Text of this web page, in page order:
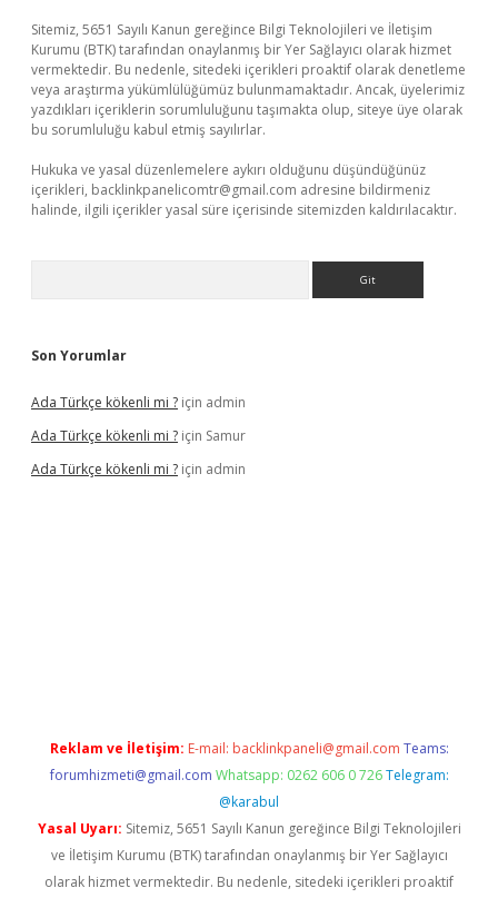
Sitemiz, 5651 Sayılı Kanun gereğince Bilgi Teknolojileri ve İletişim
Kurumu (BTK) tarafından onaylanmış bir Yer Sağlayıcı olarak hizmet
vermektedir. Bu nedenle, sitedeki içerikleri proaktif olarak denetleme
veya araştırma yükümlülüğümüz bulunmamaktadır. Ancak, üyelerimiz
yazdıkları içeriklerin sorumluluğunu taşımakta olup, siteye üye olarak
bu sorumluluğu kabul etmiş sayılırlar.
Hukuka ve yasal düzenlemelere aykırı olduğunu düşündüğünüz
içerikleri, backlinkpanelicomtr@gmail.com adresine bildirmeniz
halinde, ilgili içerikler yasal süre içerisinde sitemizden kaldırılacaktır.
Son Yorumlar
Ada Türkçe kökenli mi ? için admin
Ada Türkçe kökenli mi ? için Samur
Ada Türkçe kökenli mi ? için admin
Reklam ve İletişim: E-mail: backlinkpaneli@gmail.com Teams:
forumhizmeti@gmail.com Whatsapp: 0262 606 0 726 Telegram:
@karabul
Yasal Uyarı: Sitemiz, 5651 Sayılı Kanun gereğince Bilgi Teknolojileri
ve İletişim Kurumu (BTK) tarafından onaylanmış bir Yer Sağlayıcı
olarak hizmet vermektedir. Bu nedenle, sitedeki içerikleri proaktif